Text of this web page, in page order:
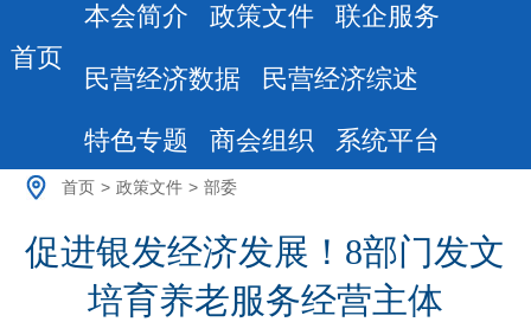
首页
本会简介 政策文件 联企服务
民营经济数据 民营经济综述
特色专题 商会组织 系统平台
首页 > 政策文件 > 部委
促进银发经济发展！8部门发文
培育养老服务经营主体